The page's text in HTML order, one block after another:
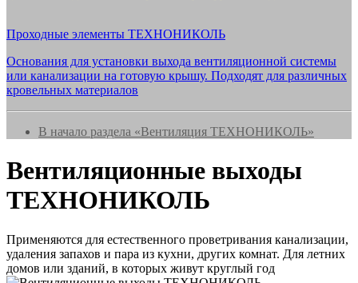
Проходные элементы ТЕХНОНИКОЛЬ
Основания для установки выхода вентиляционной системы
или канализации на готовую крышу. Подходят для различных
кровельных материалов
В начало раздела «Вентиляция ТЕХНОНИКОЛЬ»
Вентиляционные выходы
ТЕХНОНИКОЛЬ
Применяются для естественного проветривания канализации,
удаления запахов и пара из кухни, других комнат. Для летних
домов или зданий, в которых живут круглый год